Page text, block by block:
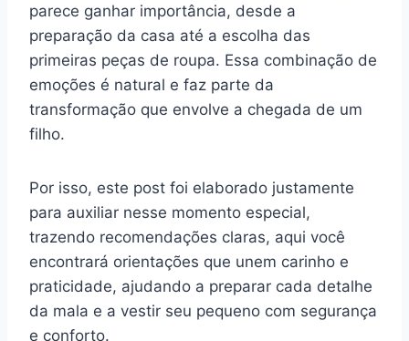
parece ganhar importância, desde a
preparação da casa até a escolha das
primeiras peças de roupa. Essa combinação de
emoções é natural e faz parte da
transformação que envolve a chegada de um
filho.
Por isso, este post foi elaborado justamente
para auxiliar nesse momento especial,
trazendo recomendações claras, aqui você
encontrará orientações que unem carinho e
praticidade, ajudando a preparar cada detalhe
da mala e a vestir seu pequeno com segurança
e conforto.